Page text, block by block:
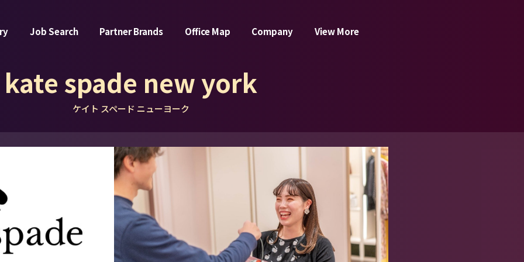
Job Search Partner Brands Office Map Company View More
kate spade new york
ケイト スペード ニューヨーク